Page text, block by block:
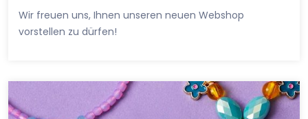
Wir freuen uns, Ihnen unseren neuen Webshop
vorstellen zu dürfen!